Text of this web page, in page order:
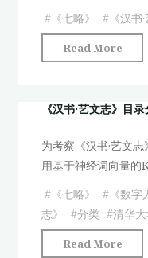
#《七略》 #《汉书·
Read More
书
艺
志》
目
录
《汉书·艺文志》目
为考察《汉书·艺文
用基于神经词向量
#《七略》 #《数字
志》
#分类 #清华
Read More